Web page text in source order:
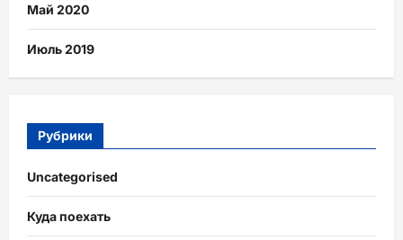
Май 2020
Июль 2019
Рубрики
Uncategorised
Куда поехать